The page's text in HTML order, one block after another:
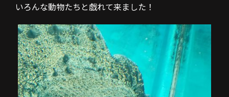
いろんな動物たちと戯れて来ました！